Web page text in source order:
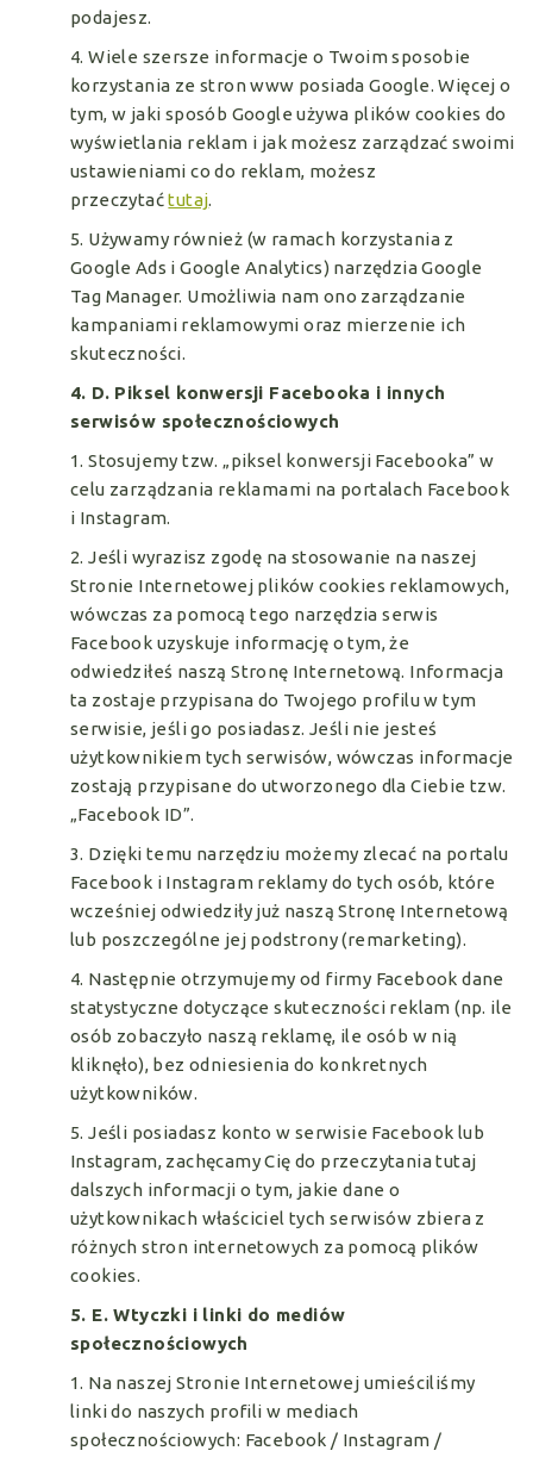
podajesz.
4. Wiele szersze informacje o Twoim sposobie
korzystania ze stron www posiada Google. Więcej o
tym, w jaki sposób Google używa plików cookies do
wyświetlania reklam i jak możesz zarządzać swoimi
ustawieniami co do reklam, możesz
przeczytaćtutaj.
5. Używamy również (w ramach korzystania z
Google Ads i Google Analytics) narzędzia Google
Tag Manager. Umożliwia nam ono zarządzanie
kampaniami reklamowymi oraz mierzenie ich
skuteczności.
4. D. Piksel konwersji Facebooka i innych
serwisów społecznościowych
1. Stosujemy tzw. „piksel konwersji Facebooka” w
celu zarządzania reklamami na portalach Facebook
i Instagram.
2. Jeśli wyrazisz zgodę na stosowanie na naszej
Stronie Internetowej plików cookies reklamowych,
wówczas za pomocą tego narzędzia serwis
Facebook uzyskuje informację o tym, że
odwiedziłeś naszą Stronę Internetową. Informacja
ta zostaje przypisana do Twojego profilu w tym
serwisie, jeśli go posiadasz. Jeśli nie jesteś
użytkownikiem tych serwisów, wówczas informacje
zostają przypisane do utworzonego dla Ciebie tzw.
„Facebook ID”.
3. Dzięki temu narzędziu możemy zlecać na portalu
Facebook i Instagram reklamy do tych osób, które
wcześniej odwiedziły już naszą Stronę Internetową
lub poszczególne jej podstrony (remarketing).
4. Następnie otrzymujemy od firmy Facebook dane
statystyczne dotyczące skuteczności reklam (np. ile
osób zobaczyło naszą reklamę, ile osób w nią
kliknęło), bez odniesienia do konkretnych
użytkowników.
5. Jeśli posiadasz konto w serwisie Facebook lub
Instagram, zachęcamy Cię do przeczytania tutaj
dalszych informacji o tym, jakie dane o
użytkownikach właściciel tych serwisów zbiera z
różnych stron internetowych za pomocą plików
cookies.
5. E. Wtyczki i linki do mediów
społecznościowych
1. Na naszej Stronie Internetowej umieściliśmy
linki do naszych profili w mediach
społecznościowych: Facebook / Instagram /